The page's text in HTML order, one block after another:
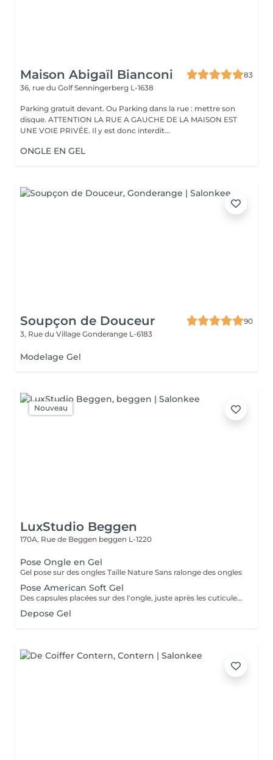
Maison Abigaïl Bianconi
83
36, rue du GolfSenningerberg L-1638
Parking gratuit devant. Ou Parking dans la rue : mettre son
disque. ATTENTION LA RUE A GAUCHE DE LA MAISON EST
UNE VOIE PRIVÉE. Il y est donc interdit...
ONGLE EN GEL
Soupçon de Douceur
90
3, Rue du Village Gonderange L-6183
Modelage Gel
Nouveau
LuxStudio Beggen
170A, Rue de Beggen beggen L-1220
Pose Ongle en Gel
Gel pose sur des ongles Taille Nature Sans ralonge des ongles
Pose American Soft Gel
Des capsules placées sur des l'ongle, juste après les cuticules. Ces capsules forment à elles seules la courbure et la longueur de l'ongle. Le premier avantage notable est donc que les ongles artificiels utilisés dans le nail art américain n'ont pas besoin d'être façonnés. Dure +- 2 a 3 sem Cápsulas de gel colocadas em toda a unha, logo após as cutículas. Essas cápsulas formam sozinhas a curvatura e a extensão da unha. Portanto, a primeira vantagem notável é que as unhas artificiais usadas na arte americana de unhas não precisam ser modeladas.
Depose Gel